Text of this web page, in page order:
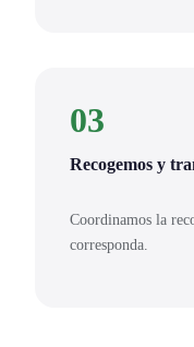
03
Recogemos y
Coordinamos la
corresponda.